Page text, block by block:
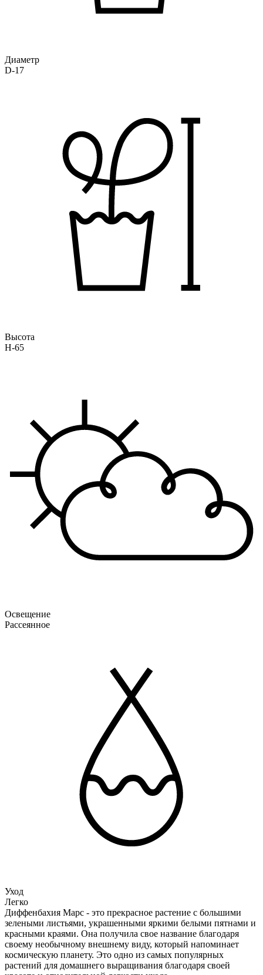
Диаметр
D-17
Высота
H-65
Освещение
Рассеянное
Уход
Легко
Диффенбахия Марс - это прекрасное растение с большими
зелеными листьями, украшенными яркими белыми пятнами и
красными краями. Она получила свое название благодаря
своему необычному внешнему виду, который напоминает
космическую планету. Это одно из самых популярных
растений для домашнего выращивания благодаря своей